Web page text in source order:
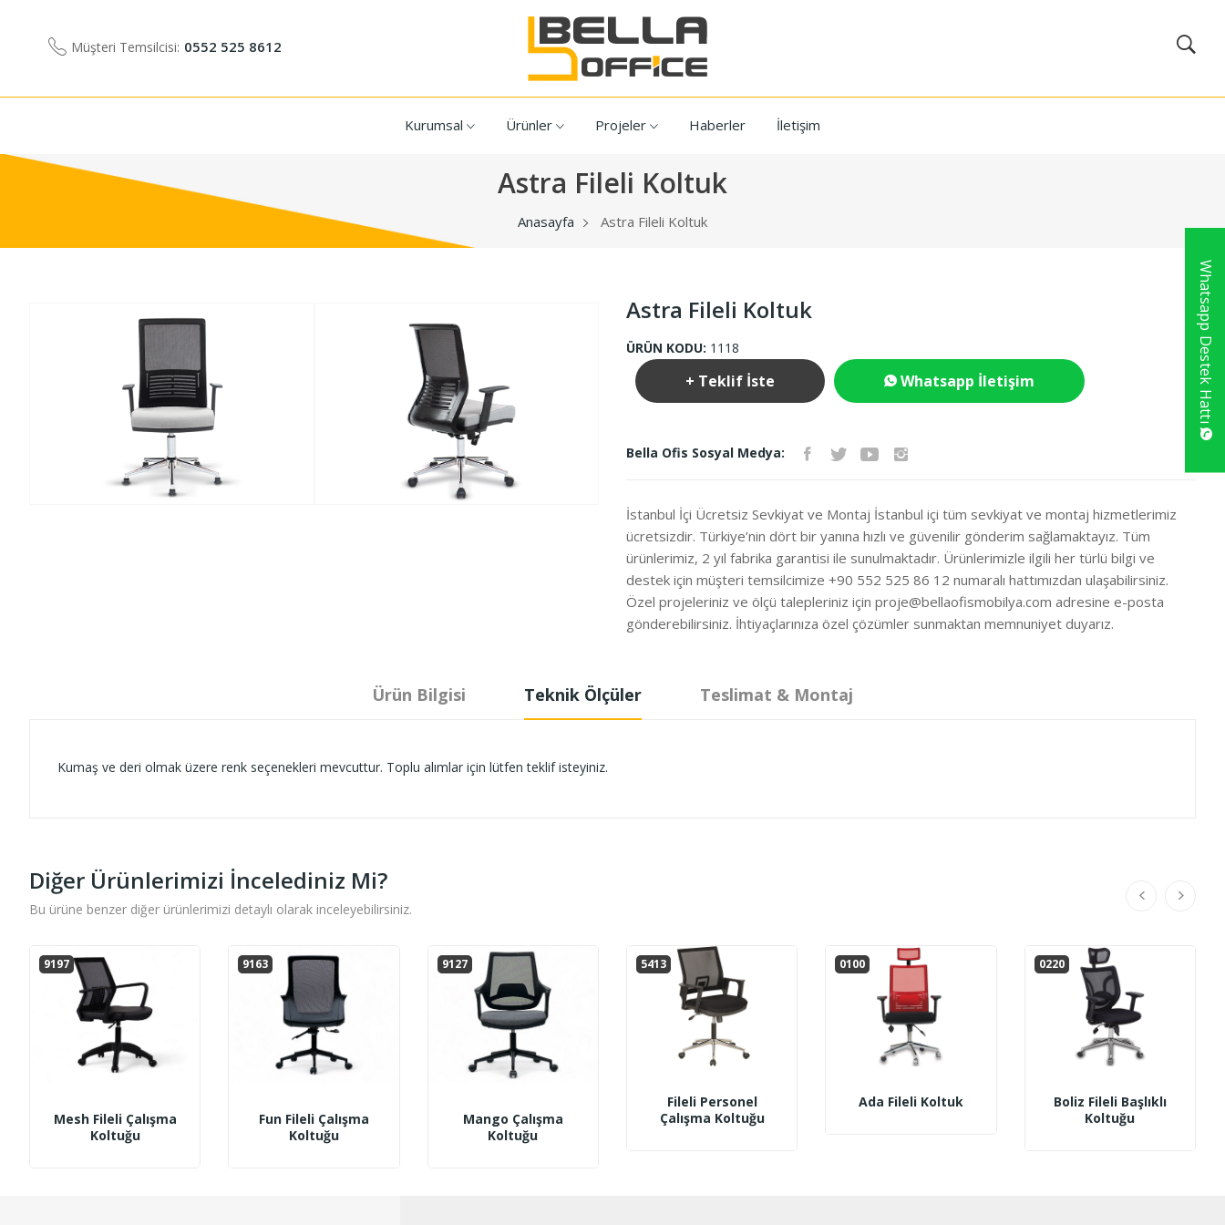
Müşteri Temsilcisi: 0552 525 8612
Kurumsal Ürünler Projeler Haberler İletişim
Astra Fileli Koltuk
Anasayfa Astra Fileli Koltuk
Astra Fileli Koltuk
ÜRÜN KODU: 1118
+ Teklif İste Whatsapp İletişim
Bella Ofis Sosyal Medya:
İstanbul İçi Ücretsiz Sevkiyat ve Montaj İstanbul içi tüm sevkiyat ve montaj hizmetlerimiz
ücretsizdir. Türkiye’nin dört bir yanına hızlı ve güvenilir gönderim sağlamaktayız. Tüm
ürünlerimiz, 2 yıl fabrika garantisi ile sunulmaktadır. Ürünlerimizle ilgili her türlü bilgi ve
destek için müşteri temsilcimize +90 552 525 86 12 numaralı hattımızdan ulaşabilirsiniz.
Özel projeleriniz ve ölçü talepleriniz için proje@bellaofismobilya.com adresine e-posta
gönderebilirsiniz. İhtiyaçlarınıza özel çözümler sunmaktan memnuniyet duyarız.
Ürün Bilgisi Teknik Ölçüler Teslimat & Montaj
Kumaş ve deri olmak üzere renk seçenekleri mevcuttur. Toplu alımlar için lütfen teklif isteyiniz.
Diğer Ürünlerimizi İncelediniz Mi?
Bu ürüne benzer diğer ürünlerimizi detaylı olarak inceleyebilirsiniz.
9197
Mesh Fileli Çalışma
Koltuğu
9163
Fun Fileli Çalışma
Koltuğu
9127
Mango Çalışma
Koltuğu
5413
Fileli Personel
Çalışma Koltuğu
0100
Ada Fileli Koltuk
0220
Boliz Fileli Başlıklı
Koltuğu
Whatsapp Destek Hattı